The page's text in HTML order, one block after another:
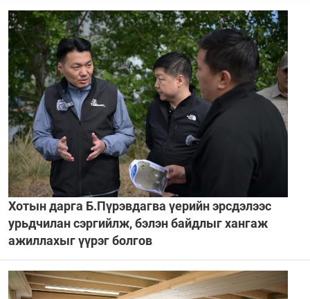
Хотын дарга Б.Пүрэвдагва үерийн эрсдэлээс
урьдчилан сэргийлж, бэлэн байдлыг хангаж
ажиллахыг үүрэг болгов